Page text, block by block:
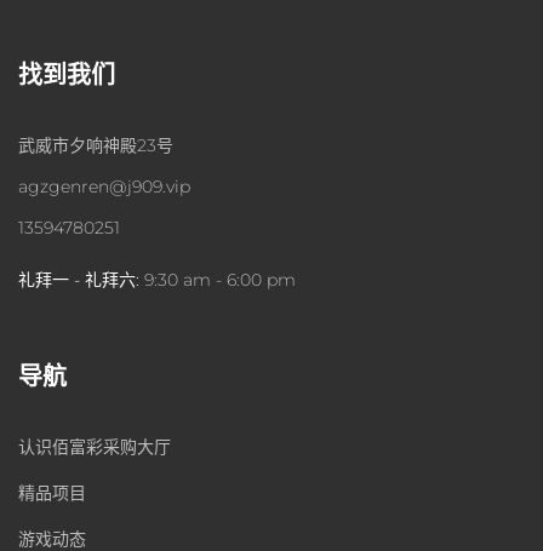
找到我们
武威市夕响神殿23号
agzgenren@j909.vip
13594780251
礼拜一 - 礼拜六: 9:30 am - 6:00 pm
导航
认识佰富彩采购大厅
精品项目
游戏动态